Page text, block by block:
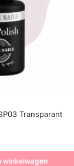
Transparant
winkelwagen